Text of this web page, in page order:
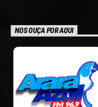
NOS OUÇA POR AQUI